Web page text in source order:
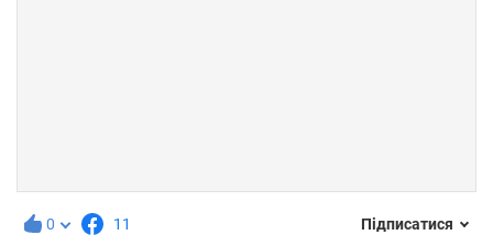
0 11 Підписатися